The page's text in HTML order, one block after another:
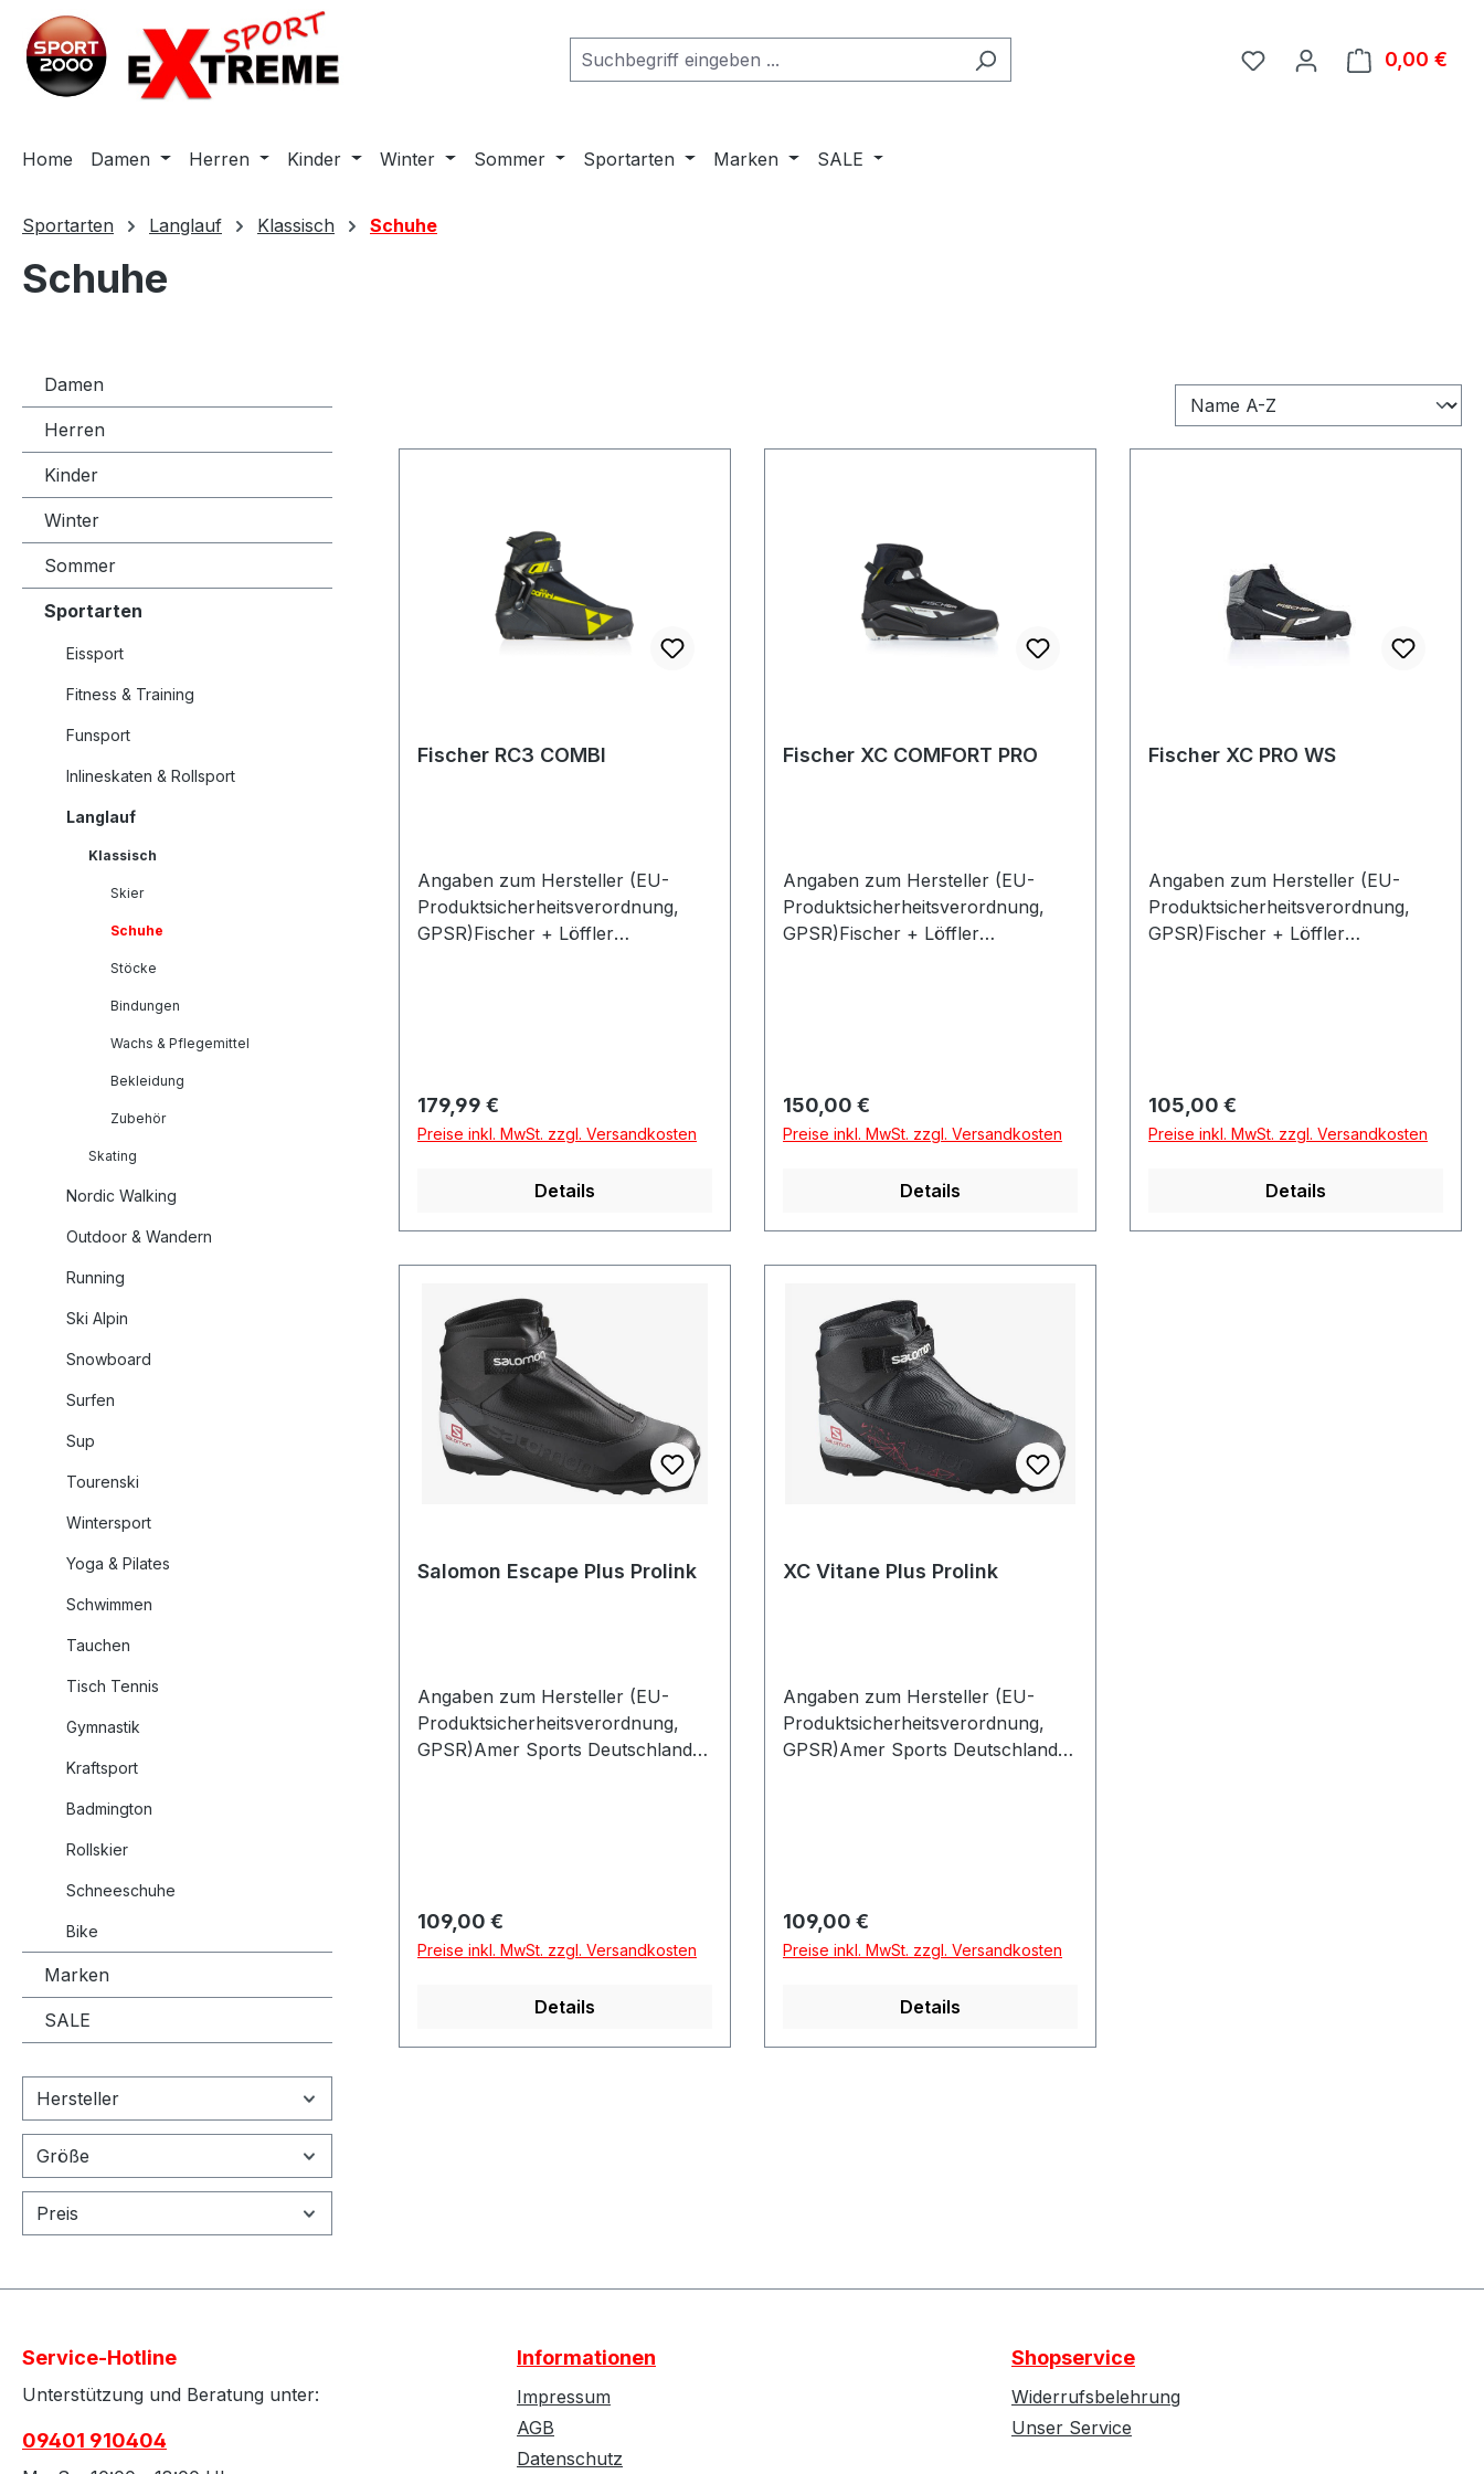
Hauptinhalt springen
Zur Suche springen
Zur Hauptnavigation springen
0,00 €
Home Damen Herren Kinder Winter Sommer Sportarten Marken SALE
Sportarten Langlauf Klassisch Schuhe
Schuhe
Damen
Herren
Kinder
Winter
Sommer
Sportarten
Eissport
Fitness & Training
Funsport
Inlineskaten & Rollsport
Langlauf
Klassisch
Skier
Schuhe
Stöcke
Bindungen
Wachs & Pflegemittel
Bekleidung
Zubehör
Skating
Nordic Walking
Outdoor & Wandern
Running
Ski Alpin
Snowboard
Surfen
Sup
Tourenski
Wintersport
Yoga & Pilates
Schwimmen
Tauchen
Tisch Tennis
Gymnastik
Kraftsport
Badmington
Rollskier
Schneeschuhe
Bike
Marken
SALE
Hersteller
Größe
Preis
Fischer RC3 COMBI
Angaben zum Hersteller (EU-
Produktsicherheitsverordnung,
GPSR)Fischer + Löffler
Regulärer Preis:
179,99 €
Preise inkl. MwSt. zzgl. Versandkosten
Details
Fischer XC COMFORT PRO
Angaben zum Hersteller (EU-
Produktsicherheitsverordnung,
GPSR)Fischer + Löffler
Regulärer Preis:
150,00 €
Preise inkl. MwSt. zzgl. Versandkosten
Details
Fischer XC PRO WS
Angaben zum Hersteller (EU-
Produktsicherheitsverordnung,
GPSR)Fischer + Löffler
Regulärer Preis:
105,00 €
Preise inkl. MwSt. zzgl. Versandkosten
Details
Salomon Escape Plus Prolink
Angaben zum Hersteller (EU-
Produktsicherheitsverordnung,
GPSR)Amer Sports Deutschland
Regulärer Preis:
109,00 €
Preise inkl. MwSt. zzgl. Versandkosten
Details
XC Vitane Plus Prolink
Angaben zum Hersteller (EU-
Produktsicherheitsverordnung,
GPSR)Amer Sports Deutschland
Regulärer Preis:
109,00 €
Preise inkl. MwSt. zzgl. Versandkosten
Details
Service-Hotline
Unterstützung und Beratung unter:
09401 910404
Informationen
Impressum
AGB
Datenschutz
Shopservice
Widerrufsbelehrung
Unser Service